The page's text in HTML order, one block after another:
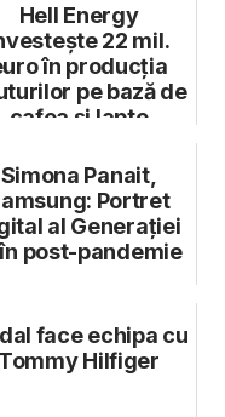
Hell Energy
22 mil.
în producția
pe bază de
cafea și lapte
Simona Panait,
Portret
al Generației
post-pandemie
face echipa cu
Tommy Hilfiger